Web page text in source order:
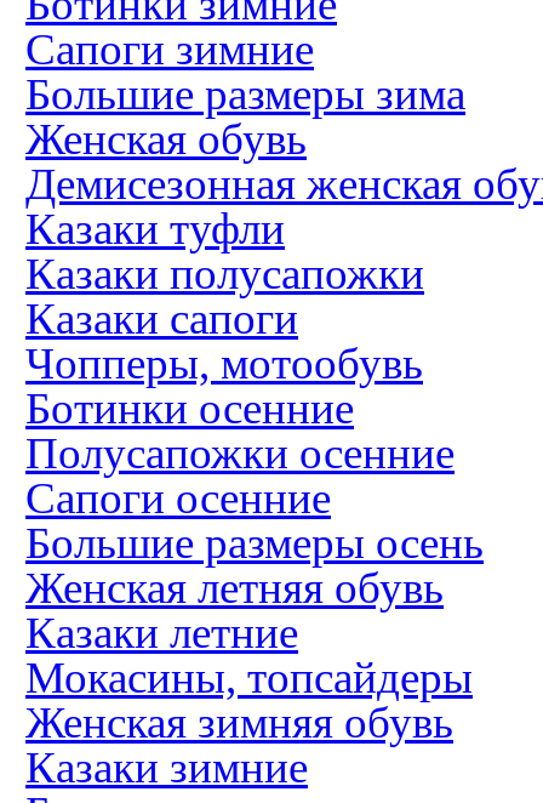
Сапоги зимние
Большие размеры зима
Женская обувь
Демисезонная женская
Казаки туфли
Казаки полусапожки
Казаки сапоги
Чопперы, мотообувь
Ботинки осенние
Полусапожки осенние
Сапоги осенние
Большие размеры осень
Женская летняя обувь
Казаки летние
Мокасины, топсайдеры
Женская зимняя обувь
Казаки зимние